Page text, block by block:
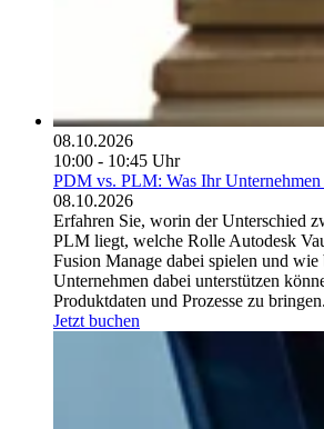
08.10.2026
10:00 - 10:45 Uhr
PDM vs. PLM: Was Ihr
08.10.2026
Erfahren Sie, worin der Unterschied
PLM liegt, welche Rolle Autodesk
Fusion Manage dabei spielen und wie
Unternehmen dabei unterstützen
Produktdaten und Prozesse zu bringen.
Jetzt buchen